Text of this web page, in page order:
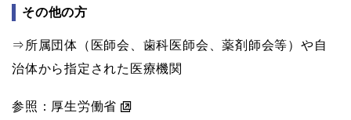
その他の方
⇒所属団体（医師会、歯科医師会、薬剤師会等）や自
治体から指定された医療機関
参照：厚生労働省